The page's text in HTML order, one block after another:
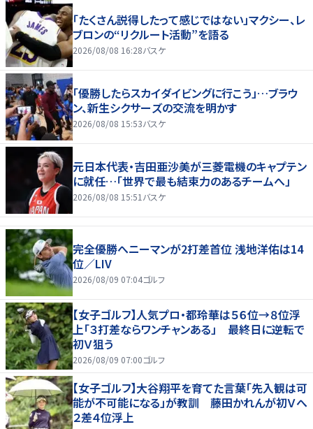
「たくさん説得したって感じではない」マクシー、レ
ブロンの“リクルート活動”を語る
2026/08/08 16:28バスケ
「優勝したらスカイダイビングに行こう」…ブラウ
ン、新生シクサーズの交流を明かす
2026/08/08 15:53バスケ
元日本代表・吉田亜沙美が三菱電機のキャプテン
に就任…「世界で最も結束力のあるチームへ」
2026/08/08 15:51 バスケ
完全優勝へニーマンが2打差首位 浅地洋佑は14
位／LIV
2026/08/09 07:04ゴルフ
【女子ゴルフ】人気プロ・都玲華は５６位→８位浮
上「３打差ならワンチャンある」 最終日に逆転で
初Ｖ狙う
2026/08/09 07:00ゴルフ
【女子ゴルフ】大谷翔平を育てた言葉「先入観は可
能が不可能になる」が教訓 藤田かれんが初Ｖへ
２差４位浮上